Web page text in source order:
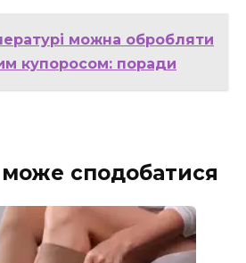
можна обробляти
купоросом: поради
сподобатися